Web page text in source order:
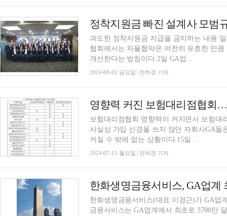
과도한 정착지원금 지급을 금지하는 내용
협회에서는 자율협약은 여전히 유효한 만
개선한다는 방침이다.2일 GA업...
2024-08-02 금요일 | 전하경 기자
보험대리점협회 영향력이 커지면서 보험대
사실상 가입 신경을 쓰지 않던 자회사GA들
커질 수 밖에 없는 상황이다.15일...
2024-07-15 월요일 | 전하경 기자
한화생명금융서비스, GA업계
한화생명금융서비스(대표 이경근)가 GA업
금융서비스는 GA업계에서 최초로 3700만